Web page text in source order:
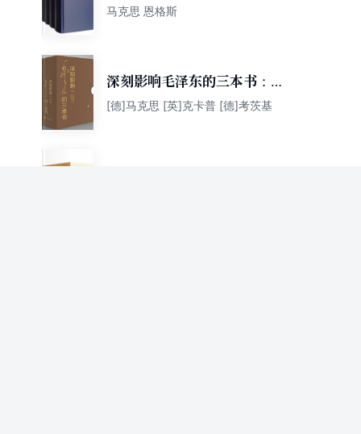
装1-50卷）
马克思 恩格斯
深刻影响毛泽东的三本书：共
产党宣言、社会主义史、阶级
[德]马克思 [英]克卡普 [德]考茨基